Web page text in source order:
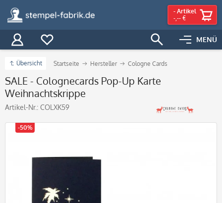
MENÜ
- Artikel
-,-- €
Übersicht Startseite Hersteller Cologne Cards
SALE - Colognecards Pop-Up Karte
Weihnachtskrippe
Artikel-Nr.: COLXK59
-50%